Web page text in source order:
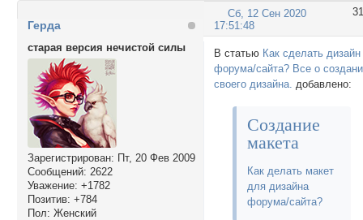
31
Сб, 12 Сен 2020
17:51:48
Герда
старая версия нечистой силы
Зарегистрирован: Пт, 20 Фев 2009
Сообщений: 2622
Уважение: +1782
Позитив: +784
Пол: Женский
В статью Как сделать дизайн
форума/сайта? Все о
своего дизайна. добавлено:
Создание
макета
Как делать макет
для дизайна
форума/сайта?